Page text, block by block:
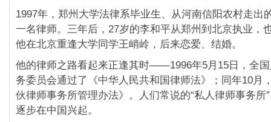
1997年，郑州大学法律系毕业生、从河南信阳农村走出
一名律师。三年后，27岁的李和平从郑州到北京执业
他在北京重逢大学同学王峭岭，后来恋爱、结婚。
他的律师之路看起来正逢其时——1996年5月15日，全
务委员会通过了《中华人民共和国律师法》；同年10月
伙律师事务所管理办法》。人们常说的“私人律师事务所
逐步在中国兴起。